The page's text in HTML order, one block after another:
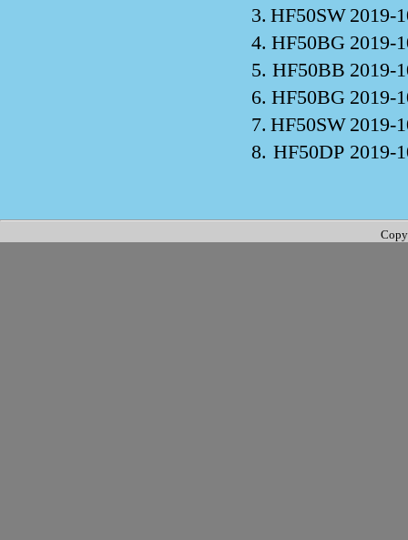
3. HF50SW 2019-
4. HF50BG 2019-
5. HF50BB 2019-
6. HF50BG 2019-
7. HF50SW 2019-
8. HF50DP 2019-